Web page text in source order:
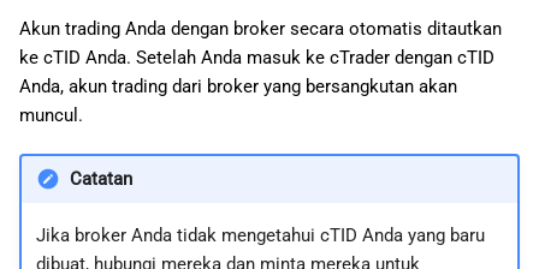
Akun trading Anda dengan broker secara otomatis ditautkan
ke cTID Anda. Setelah Anda masuk ke cTrader dengan cTID
Anda, akun trading dari broker yang bersangkutan akan
muncul.
Catatan
Jika broker Anda tidak mengetahui cTID Anda yang baru